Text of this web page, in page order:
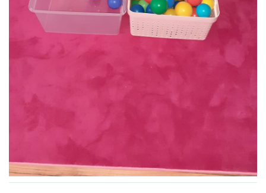
VZDĚLÁVACÍ BLOK LEDEN
VZDĚLÁVACÍ BLOK ÚNOR
VZDĚLÁVACÍ BLOK BŘEZEN
VZDĚLÁVACÍ BLOK DUBEN
VÝTVARNÉ TECHNIKY